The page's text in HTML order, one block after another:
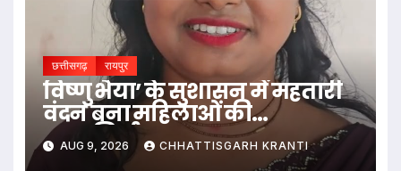
छत्तीसगढ़ रायपुर
विष्णु भैया’ के सुशासन में महतारी
वंदन बना महिलाओं की
आत्मनिर्भरता का आधार
AUG 9, 2026 CHHATTISGARH KRANTI